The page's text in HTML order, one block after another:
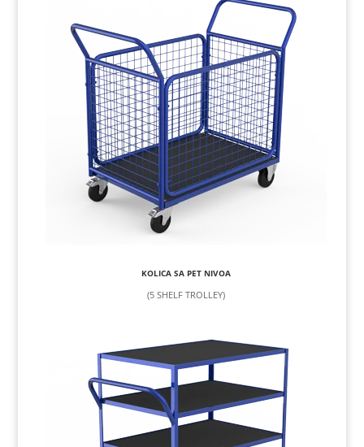
KOLICA SA PET NIVOA
(5 SHELF TROLLEY)